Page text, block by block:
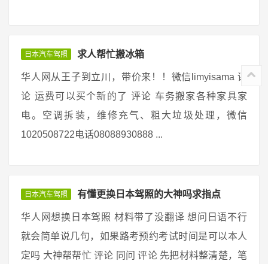
日本汽车驾照 求人帮忙搬冰箱
华人网从王子到立川，带价来！！微信limyisama 评
论 运费可以买个新的了 评论 车务搬家各种家具家
电。空调拆装，维修充气、粗大垃圾处理，微信
1020508722电话08088930888 ...
日本汽车驾照 有懂更换日本驾照的大神吗求指点
华人网想换日本驾照 材料带了没翻译 想问日语不行
就会简单说几句，如果路考预约考试时间是可以本人
定吗 大神帮帮忙 评论 同问 评论 先把材料整清楚，笔